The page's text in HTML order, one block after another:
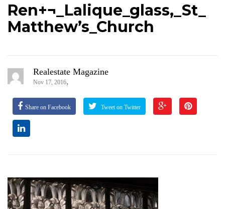
Ren+¬_Lalique_glass,_St_
Matthew’s_Church
Realestate Magazine
Nov 17, 2016,
Share on Facebook Tweet on Twitter